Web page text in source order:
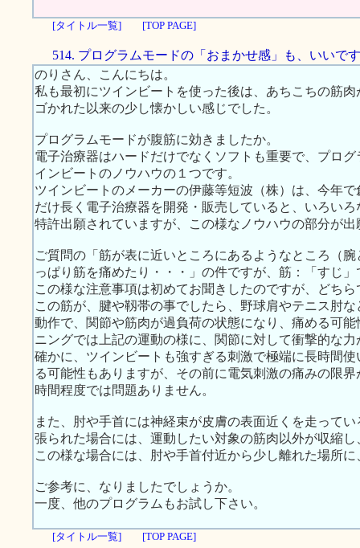
[タイトル一覧] [TOP PAGE]
514. プログラムモードの「おまかせ感」も、いいで
のりさん、こんにちは。
私も最初にツインビートを使った後は、あちこちの筋
ゴかれた以来の少し懐かしい感じでした。
プログラムモードが腹筋に効きましたか。
電子治療器はハードだけでなくソフトも重要で、プロ
インビートのノウハウの１つです。
ツインビートのメーカーの伊藤等短波（株）は、今年
だけ長く電子治療器を開発・販売していると、いろい
特許出願されていますが、この様なノウハウの部分が
ご質問の「筋が表に近いところにあるようなところ（
っぱり筋を痛めたり・・・」の件ですが、筋：「すじ
この様な注意事項は初めてお聞きしたのですが、どち
この筋が、腱や靱帯の事でしたら、野球肩やテニス肘
動作で、関節や筋肉が過負荷の状態になり、痛める可
ニングでは上記の運動の様に、関節に対して衝撃的な
確かに、ツインビートも強すぎる刺激で極端に長時間
る可能性もありますが、その前に電気刺激の痛みの限
時間程度では問題ありません。
また、肘や手首には神経束が皮膚の表面近くを走って
張られた場合には、運動したい対象の筋肉以外が収縮
この様な場合には、肘や手首付近から少し離れた場所
ご参考に、なりましたでしょうか。
一度、他のプログラムもお試し下さい。
[タイトル一覧] [TOP PAGE]